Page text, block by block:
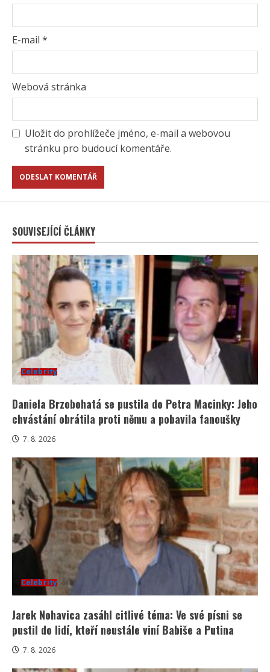
E-mail *
Webová stránka
Uložit do prohlížeče jméno, e-mail a webovou
stránku pro budoucí komentáře.
SOUVISEJÍCÍ ČLÁNKY
Celebrity
Daniela Brzobohatá se pustila do Petra Macinky: Jeho
chvástání obrátila proti němu a pobavila fanoušky
7. 8. 2026
Celebrity
Jarek Nohavica zasáhl citlivé téma: Ve své písni se
pustil do lidí, kteří neustále viní Babiše a Putina
7. 8. 2026